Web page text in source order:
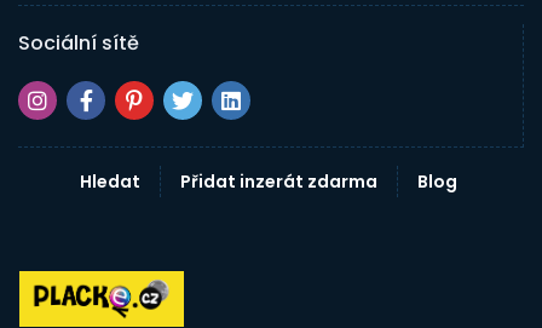
Sociální sítě
Hledat Přidat inzerát zdarma Blog